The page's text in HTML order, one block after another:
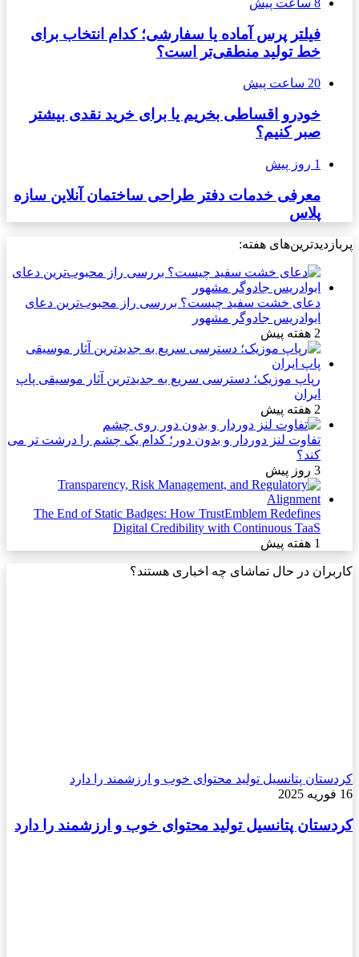
8 ساعت پیش
فیلتر پرس آماده یا سفارشی؛ کدام انتخاب برای
خط تولید منطقی‌تر است؟
20 ساعت پیش
خودرو اقساطی بخریم یا برای خرید نقدی بیشتر
صبر کنیم؟
1 روز پیش
معرفی خدمات دفتر طراحی ساختمان آنلاین سازه
پلاس
پربازدیدترین‌های هفته:
دعای خشت سفید چیست؟ بررسی راز محبوب‌ترین دعای
ابوادریس جادوگر مشهور
2 هفته پیش
رپاپ موزیک؛ دسترسی سریع به جدیدترین آثار موسیقی پاپ
ایران
2 هفته پیش
تفاوت لنز دوردار و بدون دور؛ کدام یک چشم را درشت تر می
کند؟
3 روز پیش
The End of Static Badges: How TrustEmblem Redefines
Digital Credibility with Continuous TaaS
1 هفته پیش
کاربران در حال تماشای چه اخباری هستند؟
کردستان پتانسیل تولید محتوای خوب و ارزشمند را دارد
16 فوریه 2025
کردستان پتانسیل تولید محتوای خوب و ارزشمند را دارد